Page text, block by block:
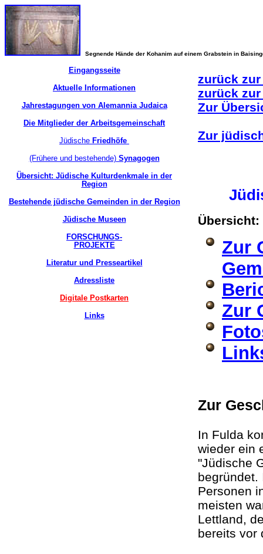
Segnende Hände der Kohanim auf einem Grabstein in
Eingangsseite
Aktuelle Informationen
Jahrestagungen von Alemannia Judaica
Die Mitglieder der Arbeitsgemeinschaft
Jüdische Friedhöfe
(Frühere und bestehende)Synagogen
Übersicht: Jüdische Kulturdenkmale in der
Region
Bestehende jüdische Gemeinden in der Region
Jüdische Museen
FORSCHUNGS-
PROJEKTE
Literatur und Presseartikel
Adressliste
Digitale Postkarten
Links
zurück
zurück
Zur
Zur
Übersicht:
Zur
Zur
Zur
In Fulda
wieder ein
"Jüdische
begründet.
Personen
meisten
Lettland,
bereits vor